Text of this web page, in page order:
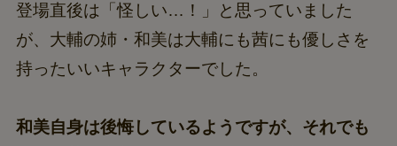
登場直後は「怪しい…！」と思っていました
が、大輔の姉・和美は大輔にも茜にも優しさを
持ったいいキャラクターでした。
和美自身は後悔しているようですが、それでも